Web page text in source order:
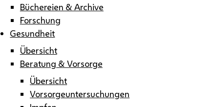
Büchereien & Archive
Forschung
Gesundheit
Übersicht
Beratung & Vorsorge
Übersicht
Vorsorgeuntersuchungen